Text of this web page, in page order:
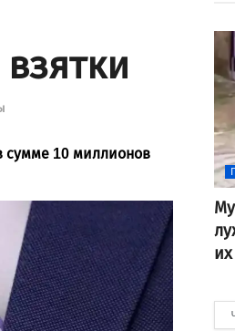
сумме 10 миллионов